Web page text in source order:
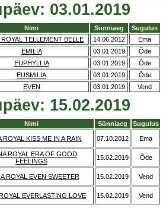
03.01.2019
Nimi Sünniaeg
Sugulus
ROYAL TELLEMENT BELLE 14.06.2012
Ema
EMILIA 03.01.2019
Õde
EUPHYLLIA 03.01.2019
Õde
EUSMILIA 03.01.2019
Õde
EVEN 03.01.2019 Vend
15.02.2019
Nimi Sünniaeg
Sugulus
ROYAL KISS ME IN A RAIN 07.10.2012 Ema
ROYAL ERA OF GOOD
FEELINGS
15.02.2019 Õde
ROYAL EVEN SWEETER 15.02.2019 Vend
EVERLASTING LOVE 15.02.2019 Vend